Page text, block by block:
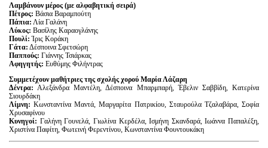
Λαμβάνουν μέρος (με αλφαβητική σειρά)
Πέτρος: Βάσια Βαραμπούτη
Πάπια: Λία Γαλάνη
Λύκος: Βασίλης Καραογλάνης
Πουλί: Ίρις Κοράκη
Γάτα: Δέσποινα Σφετσώρη
Παππούς: Γιάννης Τσιάρκας
Αφηγητής: Ευθύμης Φιλήντρας
Συμμετέχουν μαθήτριες της σχολής χορού Μαρία Λάζαρη
Δέντρα: Αλεξάνδρα Μαντέλη, Δέσποινα Μπαρμπαρή, Έβελιν Σαββίδη, Κατερίνα
Σιουρδάκη
Λίμνη: Κωνσταντίνα Μαντά, Μαργαρίτα Πατρικίου, Σταυρούλα Τζαλαβάρα, Σοφία
Χρυσαφίνου
Κυνηγοί: Γαλήνη Γουνελά, Γιωλίνα Κερδέλα, Ισμήνη Σκανδαρά, Ιωάννα Παπαλέξη,
Χριστίνα Παφίτη, Φωτεινή Φερεντίνου, Κωνσταντίνα Φουντουκάκη